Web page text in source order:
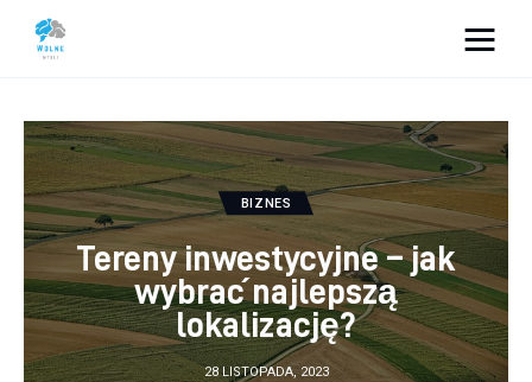
Lifestyle
Biznes
Dom i ogród
Uroda
BIZNES
Tereny inwestycyjne – jak
wybrać najlepszą
lokalizację?
28 LISTOPADA, 2023